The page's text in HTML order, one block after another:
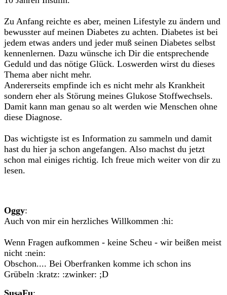
Zu Anfang reichte es aber, meinen Lifestyle zu ändern und
bewusster auf meinen Diabetes zu achten. Diabetes ist bei
jedem etwas anders und jeder muß seinen Diabetes selbst
kennenlernen. Dazu wünsche ich Dir die entsprechende
Geduld und das nötige Glück. Loswerden wirst du dieses
Thema aber nicht mehr.
Andererseits empfinde ich es nicht mehr als Krankheit
sondern eher als Störung meines Glukose Stoffwechsels.
Damit kann man genau so alt werden wie Menschen ohne
diese Diagnose.
Das wichtigste ist es Information zu sammeln und damit
hast du hier ja schon angefangen. Also machst du jetzt
schon mal einiges richtig. Ich freue mich weiter von dir zu
lesen.
Oggy:
Auch von mir ein herzliches Willkommen :hi:
Wenn Fragen aufkommen - keine Scheu - wir beißen meist
nicht :nein:
Obschon.... Bei Oberfranken komme ich schon ins
Grübeln :kratz: :zwinker: ;D
SusaFu: